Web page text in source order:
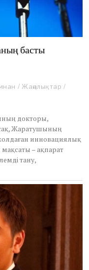
басты
/ Жаңалықтар /
докторы,
Жаратушының
жолдаған инновациялық
– ақпарат
тану,